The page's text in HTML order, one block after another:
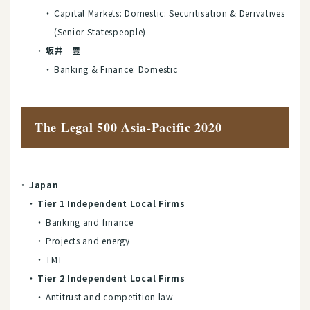
Capital Markets: Domestic: Securitisation & Derivatives
(Senior Statespeople)
坂井 豊
Banking & Finance: Domestic
The Legal 500 Asia-Pacific 2020
Japan
Tier 1 Independent Local Firms
Banking and finance
Projects and energy
TMT
Tier 2 Independent Local Firms
Antitrust and competition law